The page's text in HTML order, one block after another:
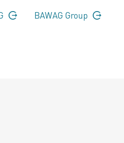
BAWAG Group